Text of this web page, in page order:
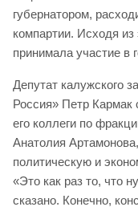
губернатором,
компартии. Исходя
принимала участие в
Депутат калужского
Россия» Петр Кармак
его коллеги по
Анатолия
политическую и
«Это как раз то, что
сказано. Конечно,